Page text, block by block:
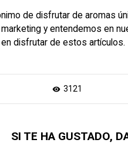
de disfrutar de aromas
y entendemos en
disfrutar de estos artículos.
visibility 3121
SI TE HA GUSTADO,